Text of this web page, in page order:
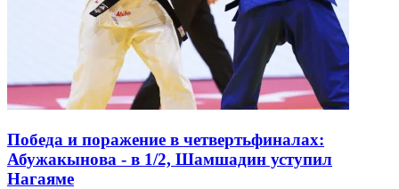
Победа и поражение в четвертьфиналах:
Абужакынова - в 1/2, Шамшадин уступил
Нагаяме